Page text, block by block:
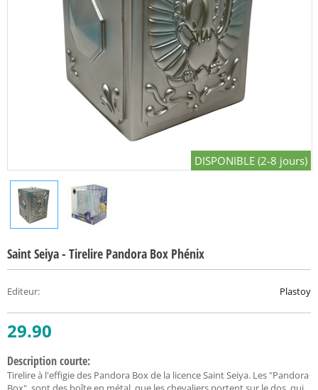
DISPONIBLE (2-8 jours)
Saint Seiya - Tirelire Pandora Box Phénix
Editeur: Plastoy
29.90
Description courte:
Tirelire à l'effigie des Pandora Box de la licence Saint Seiya. Les "Pandora